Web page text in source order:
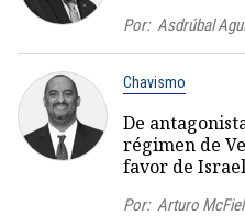
Por: Asdrúbal
Chavismo
De
régimen de
favor de Israel
Por: Arturo